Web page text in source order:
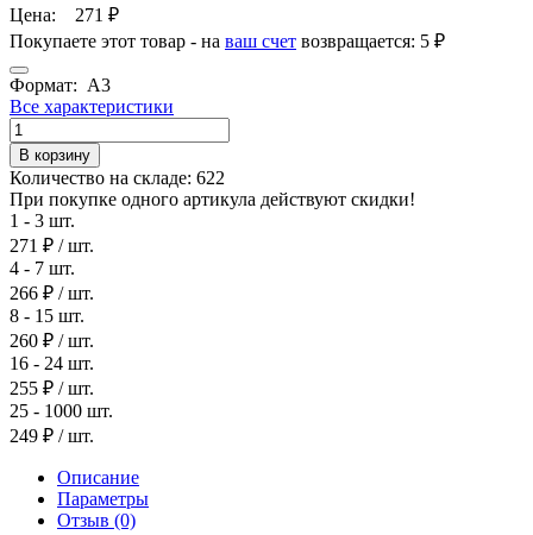
Цена: 271 ₽
Покупаете этот товар - на ваш счет возвращается: 5 ₽
Формат: А3
Все характеристики
В корзину
Количество на складе: 622
При покупке одного артикула действуют скидки!
1 - 3 шт.
271 ₽ / шт.
4 - 7 шт.
266 ₽ / шт.
8 - 15 шт.
260 ₽ / шт.
16 - 24 шт.
255 ₽ / шт.
25 - 1000 шт.
249 ₽ / шт.
Описание
Параметры
Отзыв (0)